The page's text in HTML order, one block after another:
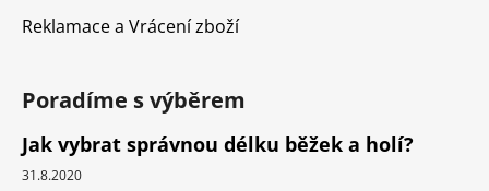
Reklamace a Vrácení zboží
Poradíme s výběrem
Jak vybrat správnou délku běžek a holí?
31.8.2020